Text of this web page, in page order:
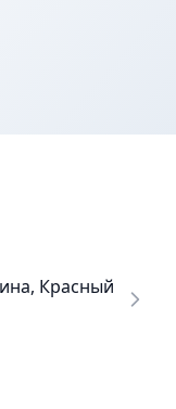
Красный